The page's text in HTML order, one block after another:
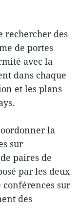
rechercher des
de portes
avec la
dans chaque
et les plans
la
sur
paires de
par les deux
conférences sur
des